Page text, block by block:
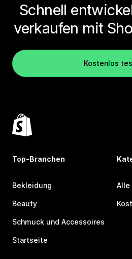
Schnell
verkaufen mit
Kostenlos
Top-Branchen
Bekleidung
Beauty
Schmuck und Accessoires
Startseite
Alle